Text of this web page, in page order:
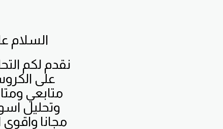
السلام
نقدم لكم
على
متابعي
وتحليل
مجانا واقوى